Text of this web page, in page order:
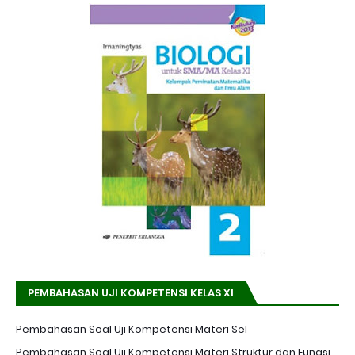
PEMBAHASAN UJI KOMPETENSI KELAS XI
Pembahasan Soal Uji Kompetensi Materi Sel